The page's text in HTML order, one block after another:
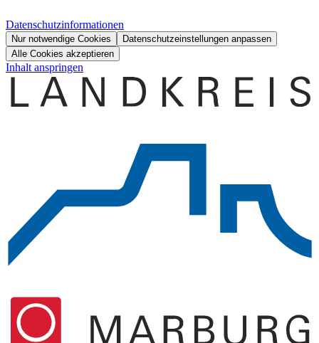
Datenschutzinformationen
Nur notwendige Cookies
Datenschutzeinstellungen anpassen
Alle Cookies akzeptieren
Inhalt anspringen